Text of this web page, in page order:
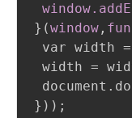
window
} (window ,
var width =
width =
} ) ) ;